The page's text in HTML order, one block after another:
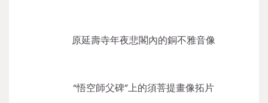
原延壽寺年夜悲閣內的銅不雅音像
“悟空師父碑”上的須菩提畫像拓片